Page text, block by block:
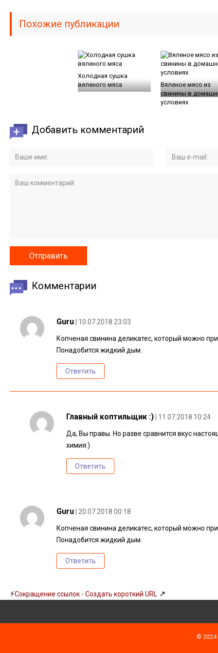
Похожие публикации
Холодная сушка
вяленого мяса
Вяленое мясо из
свинины в
условиях
Добавить комментарий
Комментарии
Guru | 10.07.2018 23:03
Копченая свинина деликатес, который можно
Понадобится жидкий дым.
Ответить
Главный коптильщик :) | 11.07.2018 10:24
Да, Вы правы. Но разве сравнится вкус
химия:)
Ответить
Guru | 20.07.2018 00:18
Копченая свинина деликатес, который можно
Понадобится жидкий дым.
Ответить
⚡Сокращение ссылок - Создать короткий URL↗
© 2024